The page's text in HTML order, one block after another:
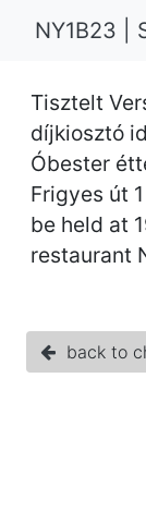
NY1B23 |
Tisztelt
díjkiosztó
Óbester
Frigyes út
be held at
restaurant
back to